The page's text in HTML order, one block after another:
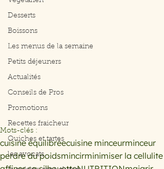
Desserts
Boissons
Les menus de la semaine
Petits déjeuners
Actualités
Conseils de Pros
Promotions
Recettes fraicheur
Quiches et tartes
les avocats
Mots-clés :
cuisine équilibréecuisine minceurminceur
perdre du poidsmincirminimiser la cellulite